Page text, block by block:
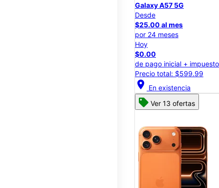
Galaxy A57 5G
Desde
$25.00 al mes
por 24 meses
Hoy
$0.00
de pago inicial +
Precio total: $599.99
location_on En existencia
Ver 13 ofertas